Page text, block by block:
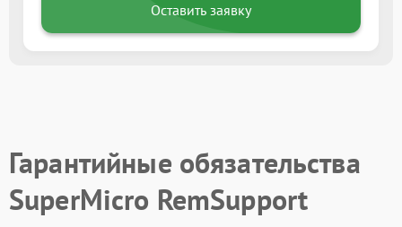
Оставить заявку
Гарантийные обязательства
SuperMicro RemSupport